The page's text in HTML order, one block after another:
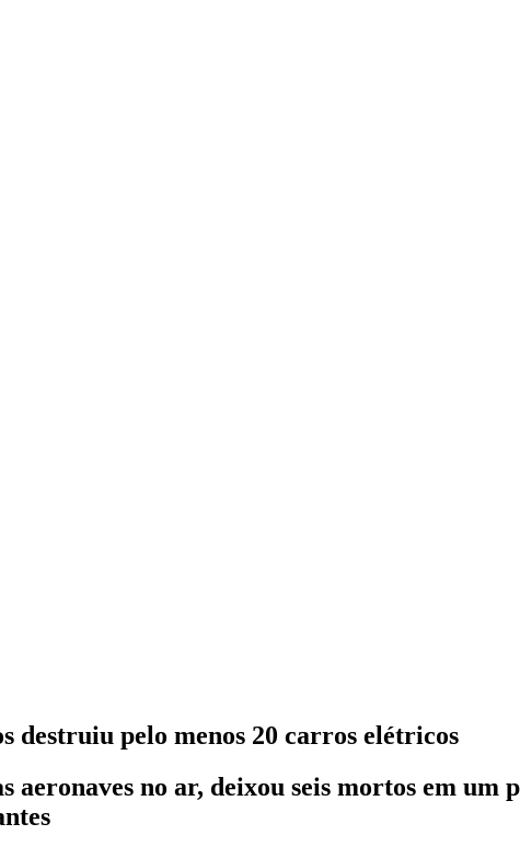
destruiu pelo menos 20 carros elétricos
aeronaves no ar, deixou seis mortos em